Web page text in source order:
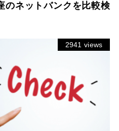
のネットバンクを比較検
2941 views